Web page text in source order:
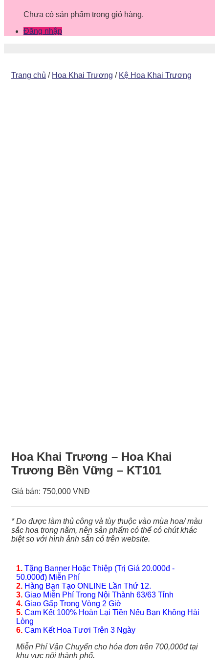
Chưa có sản phẩm trong giỏ hàng.
Đăng nhập
Trang chủ / Hoa Khai Trương / Kệ Hoa Khai Trương
Hoa Khai Trương – Hoa Khai
Trương Bền Vững – KT101
Giá bán: 750,000 VNĐ
* Do được làm thủ công và tùy thuộc vào mùa hoa/ màu
sắc hoa trong năm, nên sản phẩm có thể có chút khác
biệt so với hình ảnh sẵn có trên website.
1. Tặng Banner Hoặc Thiệp (Trị Giá 20.000đ -
50.000đ) Miễn Phí
2. Hàng Bạn Tạo ONLINE Lần Thứ 12.
3. Giao Miễn Phí Trong Nội Thành 63/63 Tỉnh
4. Giao Gấp Trong Vòng 2 Giờ
5. Cam Kết 100% Hoàn Lại Tiền Nếu Bạn Không Hài
Lòng
6. Cam Kết Hoa Tươi Trên 3 Ngày
Miễn Phí Vận Chuyển cho hóa đơn trên 700,000đ tại
khu vực nội thành phố.